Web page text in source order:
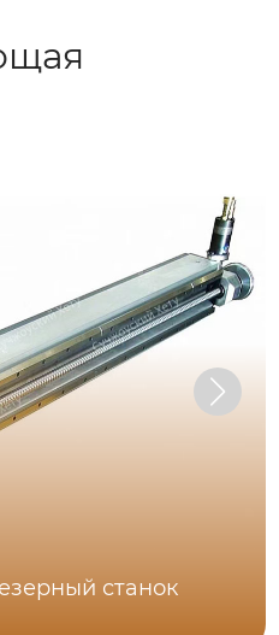
станок